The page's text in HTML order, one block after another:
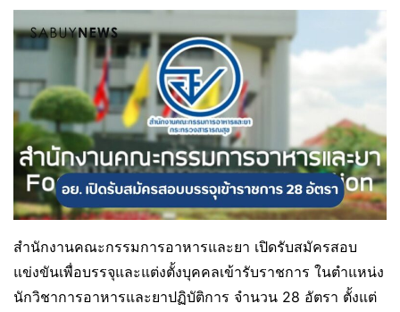
สำนักงานคณะกรรมการอาหารและยา เปิดรับสมัครสอบ
แข่งขันเพื่อบรรจุและแต่งตั้งบุคคลเข้ารับราชการ ในตำแหน่ง
นักวิชาการอาหารและยาปฏิบัติการ จำนวน 28 อัตรา ตั้งแต่